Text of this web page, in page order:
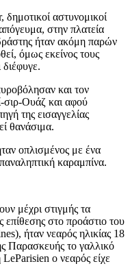
αστυνομικοί
στην πλατεία
ήταν ακόμη παρών
όμως εκείνος τους
και τον
σιρ-Ουάζ και αφού
της εισαγγελίας
θανάσιμα.
οπλισμένος με ένα
καραμπίνα.
μέχρι στιγμής τα
στο προάστιο του
ήταν νεαρός ηλικίας 18
Παρασκευής το γαλλικό
ο νεαρός είχε